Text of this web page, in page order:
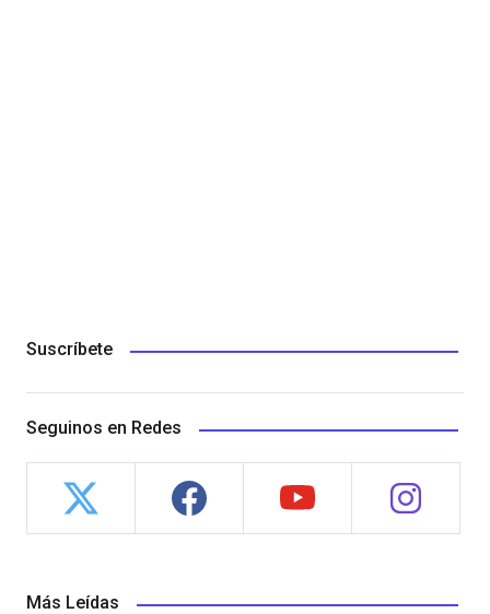
Suscríbete
Seguinos en Redes
Más Leídas